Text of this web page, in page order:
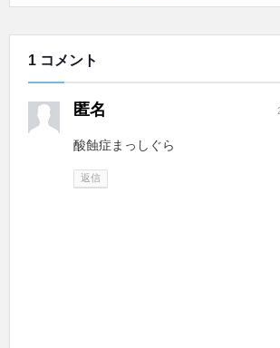
1 コメント
匿名
酸蝕症まっしぐら
返信